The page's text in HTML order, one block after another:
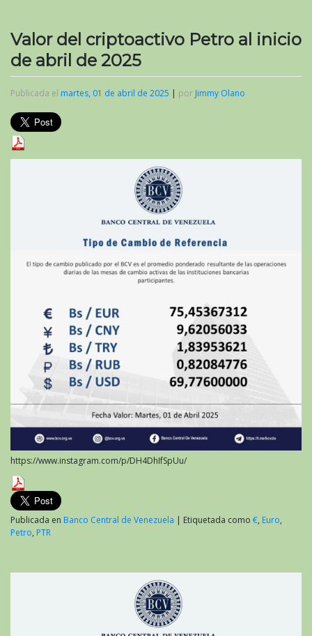
Valor del criptoactivo Petro al inicio
de abril de 2025
Publicada el martes, 01 de abril de 2025 | por Jimmy Olano
https://www.instagram.com/p/DH4DhIfSpUu/
Publicada en Banco Central de Venezuela | Etiquetada como €, Euro,
Petro, PTR